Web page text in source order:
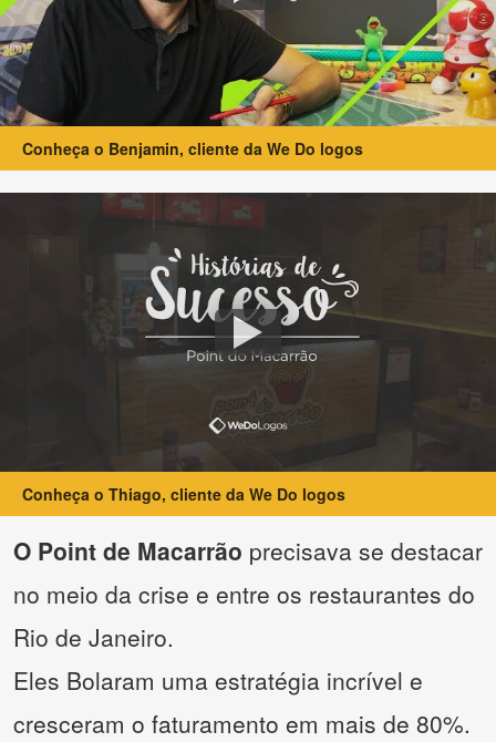
Conheça o Benjamin, cliente da We Do logos
Conheça o Thiago, cliente da We Do logos
O Point de Macarrão precisava se destacar
no meio da crise e entre os restaurantes do
Rio de Janeiro.
Eles Bolaram uma estratégia incrível e
cresceram o faturamento em mais de 80%.